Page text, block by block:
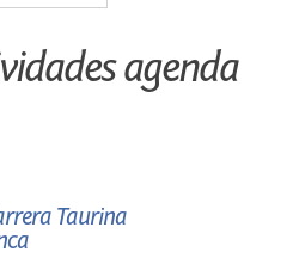
agenda
Taurina